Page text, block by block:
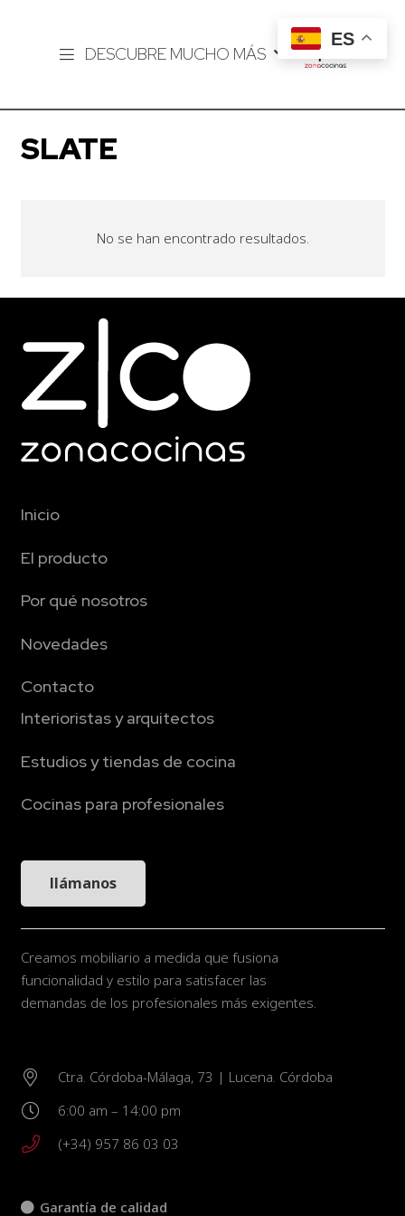
DESCUBRE MUCHO MÁS
SLATE
No se han encontrado resultados.
Inicio
El producto
Por qué nosotros
Novedades
Contacto
Interioristas y arquitectos
Estudios y tiendas de cocina
Cocinas para profesionales
llámanos
Creamos mobiliario a medida que fusiona
funcionalidad y estilo para satisfacer las
demandas de los profesionales más exigentes.
Ctra. Córdoba-Málaga, 73 | Lucena. Córdoba
6:00 am – 14:00 pm
(+34) 957 86 03 03
Garantía de calidad
ES